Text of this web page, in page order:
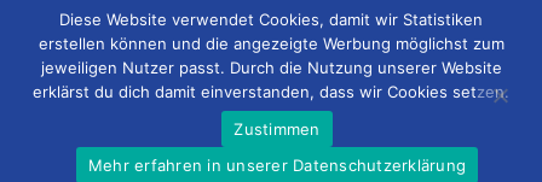
5.-7. Juni 2026)
8. Juni 2026
© 2026 - MUCKE UND MEHR
Diese Website verwendet Cookies, damit wir Statistiken
erstellen können und die angezeigte Werbung möglichst zum
jeweiligen Nutzer passt. Durch die Nutzung unserer Website
erklärst du dich damit einverstanden, dass wir Cookies setzen.
Zustimmen
Mehr erfahren in unserer Datenschutzerklärung